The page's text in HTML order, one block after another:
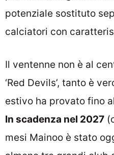
potenziale sostituto
calciatori con
Il ventenne non è al
‘Red Devils’, tanto è
estivo ha provato fino
In scadenza nel 2027
mesi Mainoo è stato